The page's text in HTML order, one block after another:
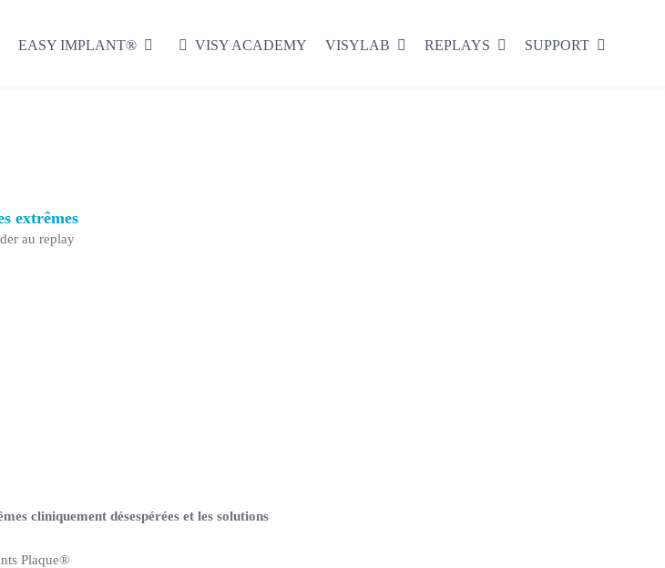
EASY IMPLANT® VISY ACADEMY VISYLAB REPLAYS SUPPORT
extrêmes
au replay
cliniquement désespérées et les solutions
Plaque®